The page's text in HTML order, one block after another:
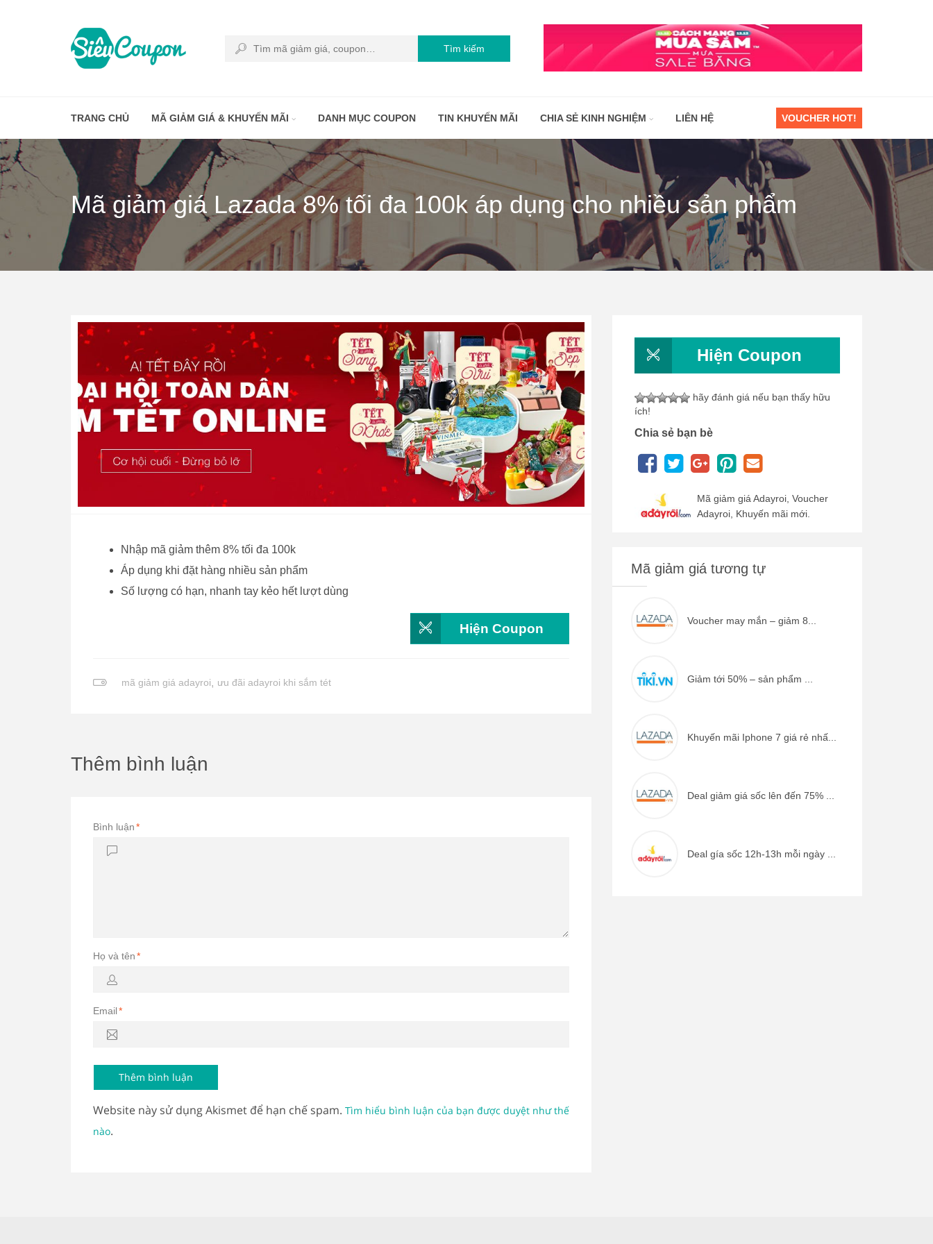
Tìm kiếm
TRANG CHỦ MÃ GIẢM GIÁ & KHUYẾN MÃI DANH MỤC COUPON TIN KHUYẾN MÃI CHIA SẺ KINH NGHIỆM LIÊN HỆ VOUCHER HOT!
Mã giảm giá Lazada 8% tối đa 100k áp dụng cho nhiều sản phẩm
Nhập mã giảm thêm 8% tối đa 100k
Áp dụng khi đặt hàng nhiều sản phẩm
Số lượng có hạn, nhanh tay kẻo hết lượt dùng
Hiện Coupon
mã giảm giá adayroi, ưu đãi adayroi khi sắm tét
Thêm bình luận
Bình luận*
Họ và tên*
Email*
Website này sử dụng Akismet để hạn chế spam. Tìm hiểu bình luận của bạn được duyệt như thế
nào.
Hiện Coupon
hãy đánh giá nếu bạn thấy hữu
ích!
Chia sẻ bạn bè
Mã giảm giá Adayroi, Voucher
Adayroi, Khuyến mãi mới.
Mã giảm giá tương tự
Voucher may mắn – giảm 8...
Giảm tới 50% – sản phẩm ...
Khuyến mãi Iphone 7 giá rẻ nhấ...
Deal giảm giá sốc lên đến 75% ...
Deal gía sốc 12h-13h mỗi ngày ...